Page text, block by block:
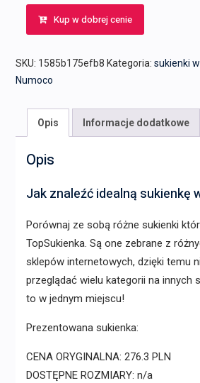
Kup w dobrej cenie
SKU: 1585b175efb8 Kategoria: sukienki
Numoco
Opis Informacje dodatkowe
Opis
Jak znaleźć idealną sukienkę
Porównaj ze sobą różne sukienki
TopSukienka. Są one zebrane z
sklepów internetowych, dzięki temu
przeglądać wielu kategorii na innych
to w jednym miejscu!
Prezentowana sukienka:
CENA ORYGINALNA: 276.3 PLN
DOSTĘPNE ROZMIARY: n/a